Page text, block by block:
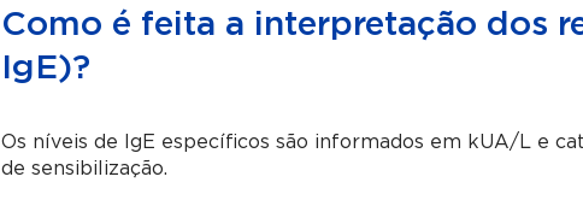
Como é feita a interpretação dos
IgE)?
Os níveis de IgE específicos são informados em kUA/L e
de sensibilização.